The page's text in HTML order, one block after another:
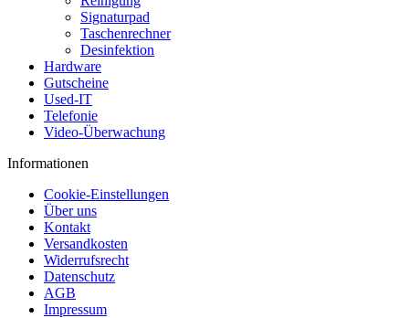
Signaturpad
Taschenrechner
Desinfektion
Hardware
Gutscheine
Used-IT
Telefonie
Video-Überwachung
Informationen
Cookie-Einstellungen
Über uns
Kontakt
Versandkosten
Widerrufsrecht
Datenschutz
AGB
Impressum